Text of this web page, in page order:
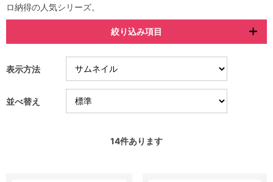
ロ納得の人気シリーズ。
絞り込み項目
表示方法
並べ替え
14件あります